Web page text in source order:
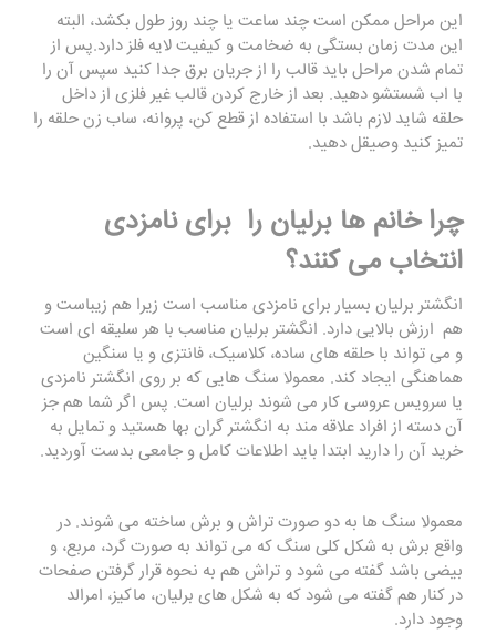
این مراحل ممکن است چند ساعت یا چند روز طول بکشد، البته
این مدت زمان بستگی به ضخامت و کیفیت لایه فلز دارد.پس از
تمام شدن مراحل باید قالب را از جریان برق جدا کنید سپس آن را
با اب شستشو دهید. بعد از خارج کردن قالب غیر فلزی از داخل
حلقه شاید لازم باشد با استفاده از قطع کن، پروانه، ساب زن حلقه را
تمیز کنید وصیقل دهید.
چرا خانم ها برلیان را برای نامزدی
انتخاب می‌ کنند؟
انگشتر برلیان بسیار برای نامزدی مناسب است زیرا هم زیباست و
هم ارزش بالایی دارد. انگشتر برلیان مناسب با هر سلیقه ای است
و می تواند با حلقه های ساده، کلاسیک، فانتزی و یا سنگین
هماهنگی ایجاد کند. معمولا سنگ هایی که بر روی انگشتر نامزدی
یا سرویس عروسی کار می شوند برلیان است. پس اگر شما هم جز
آن دسته از افراد علاقه مند به انگشتر گران بها هستید و تمایل به
خرید آن را دارید ابتدا باید اطلاعات کامل و جامعی بدست آوردید.
معمولا سنگ ها به دو صورت تراش و برش ساخته می شوند. در
واقع برش به شکل کلی سنگ که می تواند به صورت گرد، مربع، و
بیضی باشد گفته می شود و تراش هم به نحوه قرار گرفتن صفحات
در کنار هم گفته می شود که به شکل های برلیان، ماکیز، امرالد
وجود دارد.